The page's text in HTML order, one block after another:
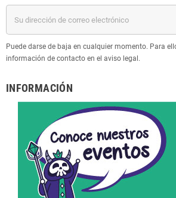
Puede darse de baja en cualquier momento. Para
información de contacto en el aviso legal.
INFORMACIÓN